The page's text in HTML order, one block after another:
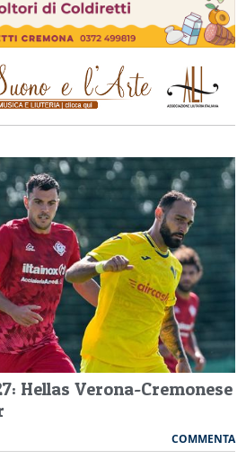
Hellas Verona-Cremonese
COMMENTA